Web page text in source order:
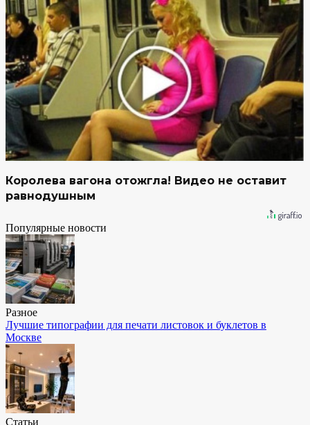
Королева вагона отожгла! Видео не оставит
равнодушным
Популярные новости
Разное
Лучшие типографии для печати листовок и буклетов в
Москве
Статьи